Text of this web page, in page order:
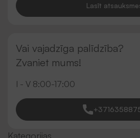
Lasīt
Vai vajadzīga palīdzība?
Zvaniet mums!
I - V 8:00-17:00
Kategorijas